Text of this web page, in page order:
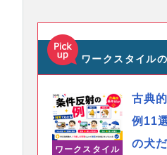
ワークスタイル
ワークスタイル
古典
例11
の犬